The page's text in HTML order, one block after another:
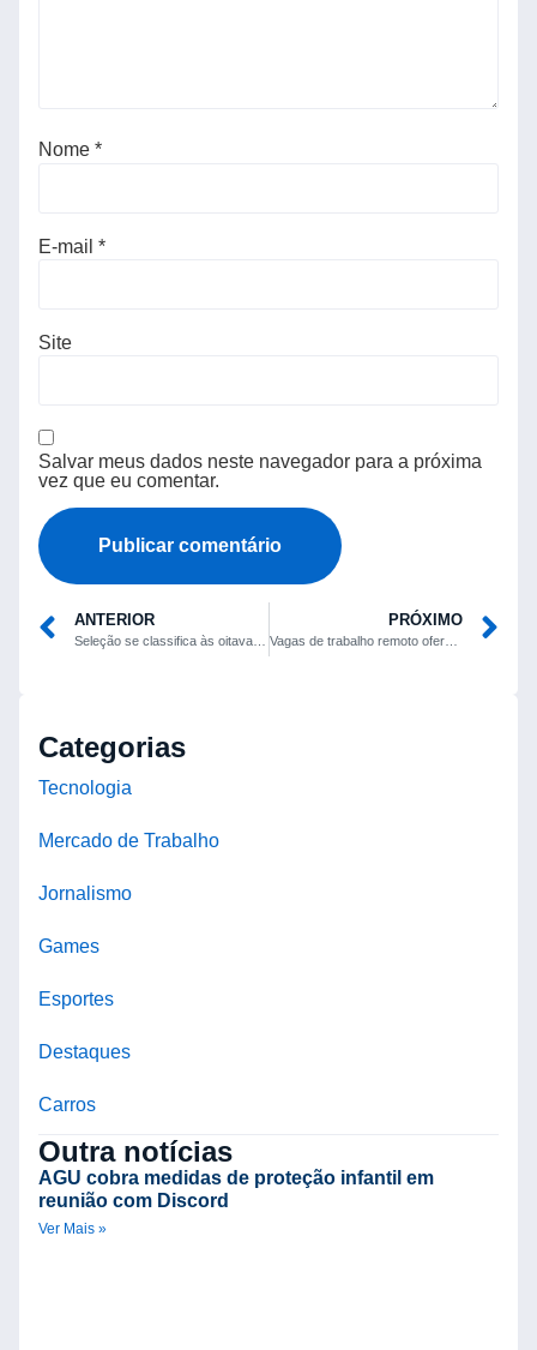
Nome *
E-mail *
Site
Salvar meus dados neste navegador para a próxima
vez que eu comentar.
ANTERIOR PRÓXIMO
Vagas de trabalho remoto oferecem início rápido e aceitam candidatos sem experiência
Categorias
Tecnologia
Mercado de Trabalho
Jornalismo
Games
Esportes
Destaques
Carros
Outra notícias
AGU cobra medidas de proteção infantil em
reunião com Discord
Ver Mais »